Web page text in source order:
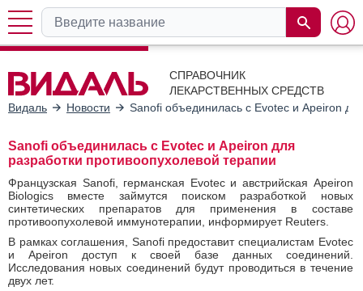
СПРАВОЧНИК
ЛЕКАРСТВЕННЫХ СРЕДСТВ
Видаль
Новости Sanofi объединилась с Evotec и Apeiron
Sanofi объединилась с Evotec и Apeiron для
разработки противоопухолевой терапии
Французская Sanofi, германская Evotec и австрийская Apeiron
Biologics вместе займутся поиском разработкой новых
синтетических препаратов для применения в составе
противоопухолевой иммунотерапии, информирует Reuters.
В рамках соглашения, Sanofi предоставит специалистам Evotec
и Apeiron доступ к своей базе данных соединений.
Исследования новых соединений будут проводиться в течение
двух лет.